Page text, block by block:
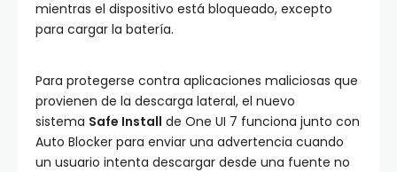
mientras el dispositivo está bloqueado, excepto
para cargar la batería.
Para protegerse contra aplicaciones maliciosas que
provienen de la descarga lateral, el nuevo
sistema Safe Install de One UI 7 funciona junto con
Auto Blocker para enviar una advertencia cuando
un usuario intenta descargar desde una fuente no